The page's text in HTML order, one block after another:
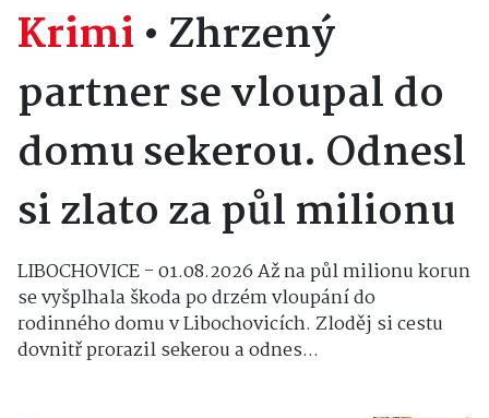
Krimi•Zhrzený
partner se vloupal do
domu sekerou. Odnesl
si zlato za půl milionu
LIBOCHOVICE - 01.08.2026 Až na půl milionu korun
se vyšplhala škoda po drzém vloupání do
rodinného domu v Libochovicích. Zloděj si cestu
dovnitř prorazil sekerou a odnes...